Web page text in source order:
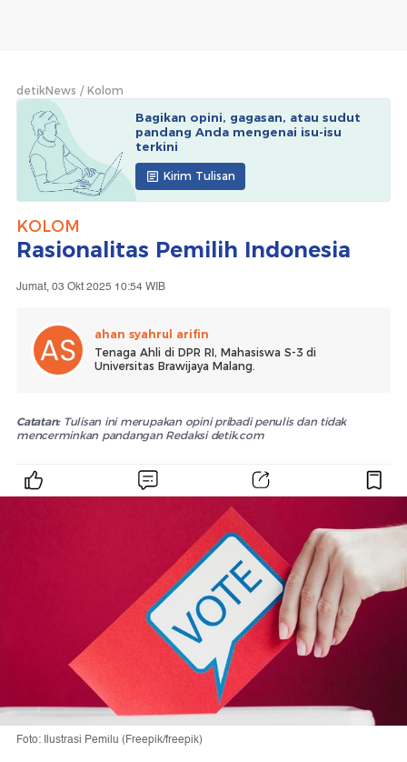
detikNews Kolom
Bagikan opini, gagasan, atau sudut
pandang Anda mengenai isu-isu
terkini
Kirim Tulisan
KOLOM
Rasionalitas Pemilih Indonesia
Jumat, 03 Okt 2025 10:54 WIB
ahan syahrul arifin
Tenaga Ahli di DPR RI, Mahasiswa S-3 di
Universitas Brawijaya Malang.
Catatan:Tulisan ini merupakan opini pribadi penulis dan tidak
mencerminkan pandangan Redaksi detik.com
Foto: Ilustrasi Pemilu (Freepik/freepik)